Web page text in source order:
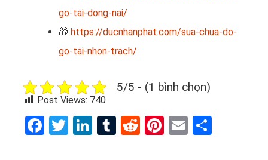
go-tai-dong-nai/
🎁 https://ducnhanphat.com/sua-chua-do-
go-tai-nhon-trach/
5/5 - (1 bình chọn)
Post Views: 740
Facebook
Twitter
LinkedIn
Tumblr
RedditPinterest
Email